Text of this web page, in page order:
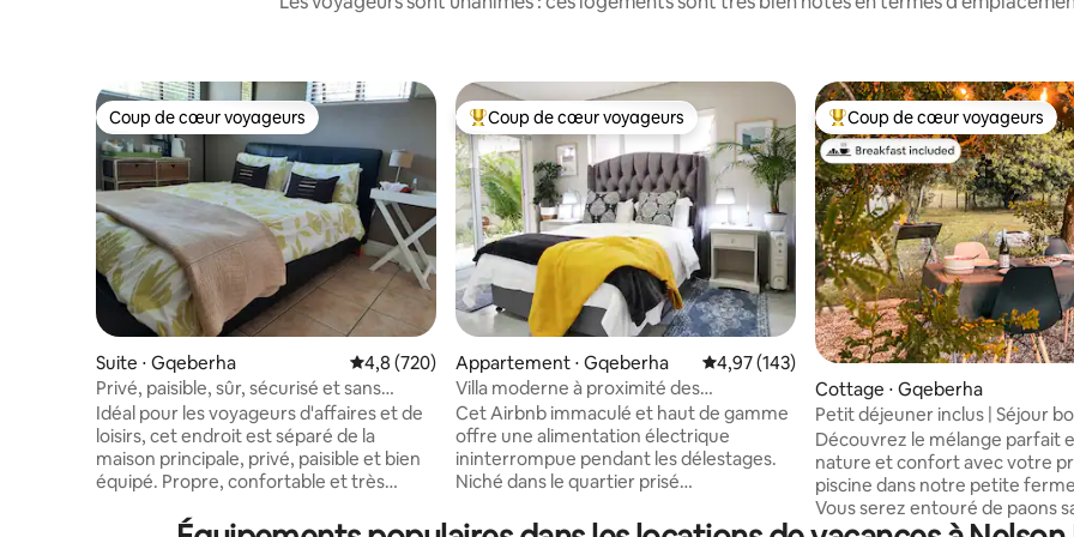
Coup de cœur voyageurs
Coup de cœur voyageurs
Suite ⋅ Gqeberha Évaluation moyenne sur la base de 720 commentaires : 4,8 sur 5
4,8 (720)
Privé, paisible, sûr, sécurisé et sans
délestage !
Idéal pour les voyageurs d'affaires et de
loisirs, cet endroit est séparé de la
maison principale, privé, paisible et bien
équipé. Propre, confortable et très
Kragga Kamma Park, la chambre est
Coups de cœur voyageurs les plus appréciés
Coup de cœur voyageurs
Appartement ⋅ Gqeberha Évaluation moyenne sur la base de 143
4,97 (143)
Villa moderne à proximité des
commerces et de la plage
Cet Airbnb immaculé et haut de gamme
offre une alimentation électrique
ininterrompue pendant les délestages.
Niché dans le quartier prisé
quelques pas de la plage et du nouveau
Coups de cœur voyageurs les
Coup de cœur voyageurs
Cottage ⋅ Gqeberha
Petit déjeuner inclus | Séjour
la campagne près de la plage
Découvrez le mélange parfait
nature et confort avec votre
piscine dans notre petite
Vous serez entouré de paons
de poulets en liberté et d'ânes. Plus : -